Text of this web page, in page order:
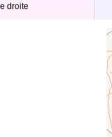
droite